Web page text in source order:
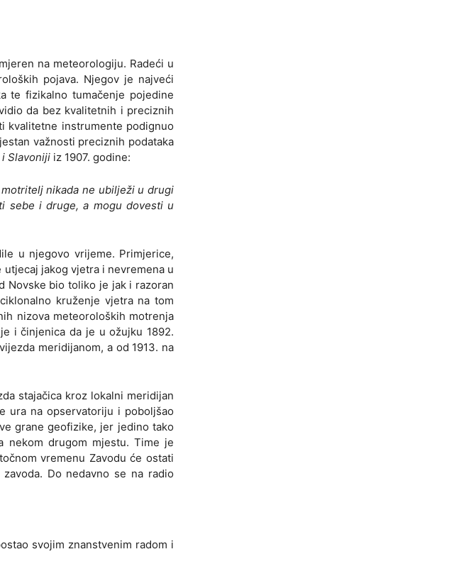
na meteorologiju. Radeći u
pojava. Njegov je najveći
te fizikalno tumačenje pojedine
da bez kvalitetnih i preciznih
kvalitetne instrumente podignuo
važnosti preciznih podataka
Slavoniji iz 1907. godine:
nikada ne ubilježi u drugi
sebe i druge, a mogu dovesti u
u njegovo vrijeme. Primjerice,
jakog vjetra i nevremena u
Novske bio toliko je jak i razoran
kruženje vjetra na tom
nizova meteoroloških motrenja
i činjenica da je u ožujku 1892.
meridijanom, a od 1913. na
stajačica kroz lokalni meridijan
ura na opservatoriju i poboljšao
grane geofizike, jer jedino tako
nekom drugom mjestu. Time je
vremenu Zavodu će ostati
Do nedavno se na radio
svojim znanstvenim radom i